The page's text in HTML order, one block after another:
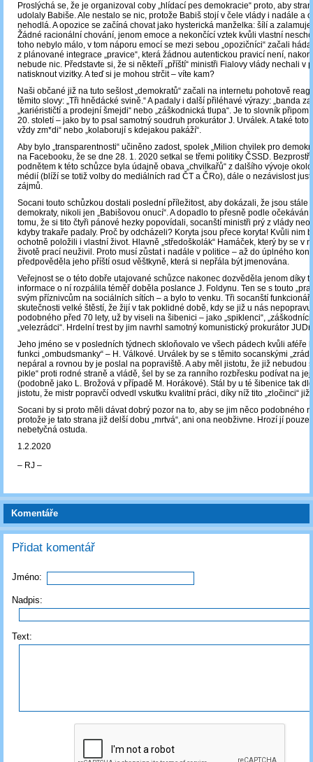
Proslýchá se, že je organizoval coby „hlídací pes demokracie“ proto, aby
udolaly Babiše. Ale nestalo se nic, protože Babiš stojí v čele vlády i nadále a
nehodlá. A opozice se začíná chovat jako hysterická manželka: šílí a
Žádné racionální chování, jenom emoce a nekončící vztek kvůli vlastní
toho nebylo málo, v tom náporu emocí se mezi sebou „opozičníci“ začali
z plánované integrace „pravice“, která žádnou autentickou pravicí není,
nebude nic. Představte si, že si někteří „příští“ ministři Fialovy vlády nechali v
natisknout vizitky. A teď si je mohou strčit ‒ víte kam?
Naši občané již na tuto sešlost „demokratů“ začali na internetu pohotově
těmito slovy: „Tři hnědácké svině.“ A padaly i další přiléhavé výrazy: „banda
„kariérističtí a prodejní šmejdi“ nebo „záškodnická tlupa“. Je to slovník
20. století – jako by to psal samotný soudruh prokurátor J. Urválek. A také toto:
vždy zm*di“ nebo „kolaborují s kdejakou pakáží“.
Aby bylo „transparentnosti“ učiněno zadost, spolek „Milion chvilek pro
na Facebooku, že se dne 28. 1. 2020 setkal se třemi politiky ČSSD.
podnětem k této schůzce byla údajně obava „chvilkařů“ z dalšího vývoje
médií (blíží se totiž volby do mediálních rad ČT a ČRo), dále o nezávislost
zájmů.
Socani touto schůzkou dostali poslední příležitost, aby dokázali, že jsou stále
demokraty, nikoli jen „Babišovou onucí“. A dopadlo to přesně podle
tomu, že si tito čtyři pánové hezky popovídali, socanští ministři prý z vlády
kdyby trakaře padaly. Proč by odcházeli? Koryta jsou přece koryta! Kvůli nim
ochotně položili i vlastní život. Hlavně „středoškolák“ Hamáček, který by se v
životě prací neuživil. Proto musí zůstat i nadále v politice – až do úplného
předpověděla jeho příští osud věštkyně, která si nepřála být jmenována.
Veřejnost se o této dobře utajované schůzce nakonec dozvěděla jenom díky
informace o ní rozpálila téměř doběla poslance J. Foldynu. Ten se s touto
svým příznivcům na sociálních sítích – a bylo to venku. Tři socanští
skutečnosti velké štěstí, že žijí v tak poklidné době, kdy se již u nás
podobného před 70 lety, už by viseli na šibenici – jako „spiklenci“,
„velezrádci“. Hrdelní trest by jim navrhl samotný komunistický prokurátor
Jeho jméno se v posledních týdnech skloňovalo ve všech pádech kvůli aféře
funkci „ombudsmanky“ ‒ H. Válkové. Urválek by se s těmito socanskými
nepáral a rovnou by je poslal na popraviště. A aby měl jistotu, že již nebudou
pikle“ proti rodné straně a vládě, šel by se za ranního rozbřesku podívat na
(podobně jako L. Brožová v případě M. Horákové). Stál by u té šibenice tak
jistotu, že mistr popravčí odvedl vskutku kvalitní práci, díky níž tito „zločinci“
Socani by si proto měli dávat dobrý pozor na to, aby se jim něco podobného
protože je tato strana již delší dobu „mrtvá“, ani ona neobživne. Hrozí jí pouze
nebetyčná ostuda.
1.2.2020
‒ RJ ‒
Komentáře
Přidat komentář
Jméno:
Nadpis:
Text: